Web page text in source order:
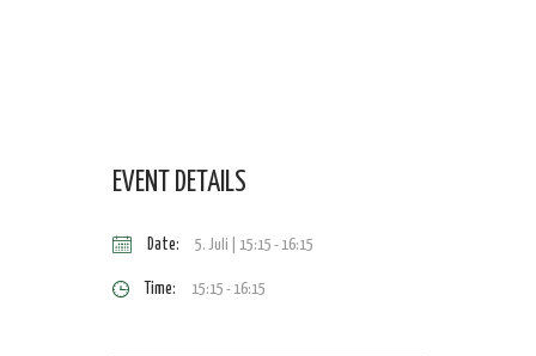
EVENT DETAILS
Date: 5. Juli | 15:15 -16:15
Time: 15:15 - 16:15